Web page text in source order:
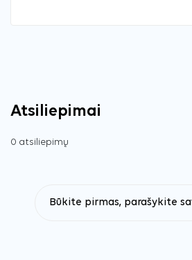
Atsiliepimai
0 atsiliepimų
Būkite pirmas, parašykite